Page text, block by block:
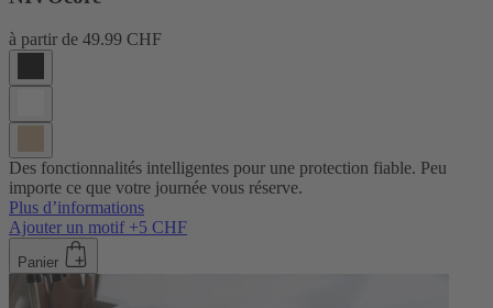
à partir de 49.99 CHF
Des fonctionnalités intelligentes pour une protection fiable. Peu
importe ce que votre journée vous réserve.
Plus d’informations
Ajouter un motif +5 CHF
Panier